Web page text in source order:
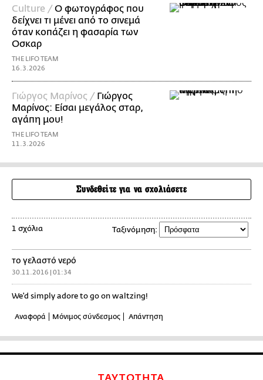
Culture /Ο φωτογράφος που
δείχνει τι μένει από το σινεμά
όταν κοπάζει η φασαρία των
Οσκαρ
THE LIFO TEAM
16.3.2026
Γιώργος Μαρίνος / Γιώργος
Μαρίνος: Είσαι μεγάλος σταρ,
αγάπη μου!
THE LIFO TEAM
11.3.2026
Συνδεθείτε για να σχολιάσετε
1 σχόλια Ταξινόμηση:
το γελαστό νερό
30.11.2016 | 01:34
We'd simply adore to go on waltzing!
Αναφορά Μόνιμος σύνδεσμος Απάντηση